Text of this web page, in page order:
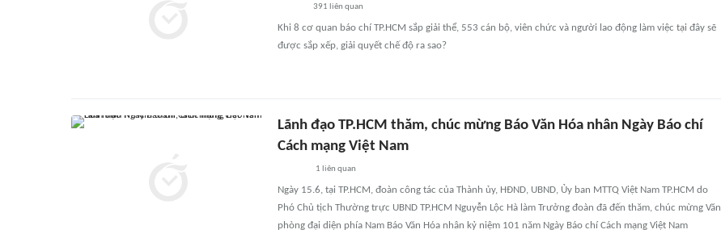
391 liên quan
Khi 8 cơ quan báo chí TP.HCM sắp giải thể, 553 cán bộ, viên chức và người lao động làm việc tại đây sẽ
được sắp xếp, giải quyết chế độ ra sao?
Lãnh đạo TP.HCM thăm, chúc mừng Báo Văn Hóa nhân Ngày Báo chí
Cách mạng Việt Nam
1 liên quan
Ngày 15.6, tại TP.HCM, đoàn công tác của Thành ủy, HĐND, UBND, Ủy ban MTTQ Việt Nam TP.HCM do
Phó Chủ tịch Thường trực UBND TP.HCM Nguyễn Lộc Hà làm Trưởng đoàn đã đến thăm, chúc mừng Văn
phòng đại diện phía Nam Báo Văn Hóa nhân kỷ niệm 101 năm Ngày Báo chí Cách mạng Việt Nam